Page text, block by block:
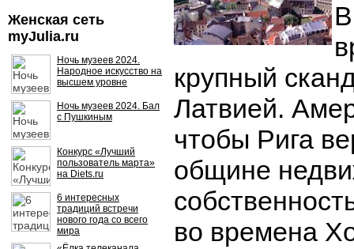
Женская сеть
myJulia.ru
Ночь музеев 2024.
Народное искусство на
высшем уровне
Ночь музеев 2024. Бал
с Пушкиным
Конкурс «Лучший
пользователь марта»
на Diets.ru
6 интересных
традиций встречи
нового года со всего
мира
крупный
Латвией.
чтобы Рига
общине
во времена